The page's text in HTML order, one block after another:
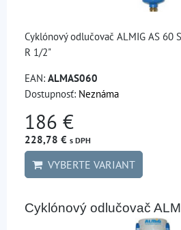
Cyklónový odlučovač ALMIG AS 60
R 1/2"
EAN: ALMAS060
Dostupnosť: Neznáma
186 €
228,78 € s DPH
VYBERTE VARIANT
Cyklónový odlučovač